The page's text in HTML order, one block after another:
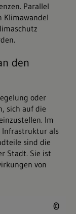
Parallel
Klimawandel
den
oder
sich auf die
Im
Infrastruktur als
sind die
Stadt. Sie ist
von
©